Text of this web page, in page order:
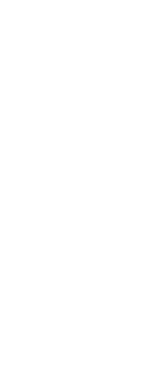
zur Auswahl von Werbeanzeigen
Werbung
Auswahl personalisierter Werbung
Inhalten
Statistiken oder Kombinationen von
der Angebote